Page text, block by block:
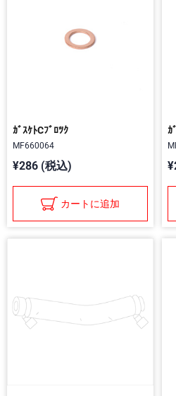
ｶﾞｽｹﾄCﾌﾞﾛﾂｸ
MF660064
¥286 (税込)
カートに追加
ｶ